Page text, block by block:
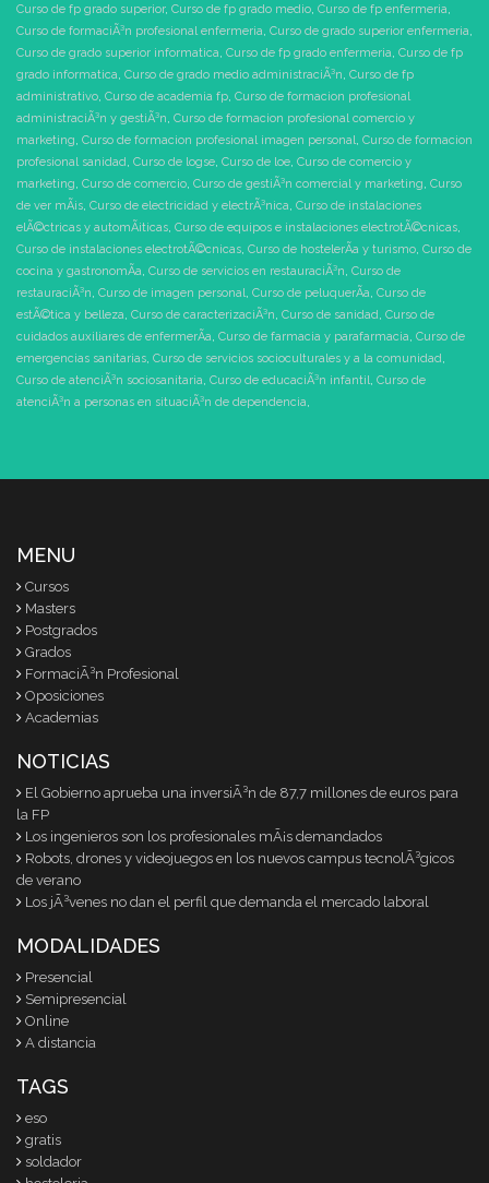
Curso de fp grado superior, Curso de fp grado medio, Curso de fp enfermeria,
Curso de formaciÃ³n profesional enfermeria, Curso de grado superior enfermeria,
Curso de grado superior informatica, Curso de fp grado enfermeria, Curso de fp
grado informatica, Curso de grado medio administraciÃ³n, Curso de fp
administrativo, Curso de academia fp, Curso de formacion profesional
administraciÃ³n y gestiÃ³n, Curso de formacion profesional comercio y
marketing, Curso de formacion profesional imagen personal, Curso de formacion
profesional sanidad, Curso de logse, Curso de loe, Curso de comercio y
marketing, Curso de comercio, Curso de gestiÃ³n comercial y marketing, Curso
de ver mÃ¡s, Curso de electricidad y electrÃ³nica, Curso de instalaciones
elÃ©ctricas y automÃ¡ticas, Curso de equipos e instalaciones electrotÃ©cnicas,
Curso de instalaciones electrotÃ©cnicas, Curso de hostelerÃ­a y turismo, Curso de
cocina y gastronomÃ­a, Curso de servicios en restauraciÃ³n, Curso de
restauraciÃ³n, Curso de imagen personal, Curso de peluquerÃ­a, Curso de
estÃ©tica y belleza, Curso de caracterizaciÃ³n, Curso de sanidad, Curso de
cuidados auxiliares de enfermerÃ­a, Curso de farmacia y parafarmacia, Curso de
emergencias sanitarias, Curso de servicios socioculturales y a la comunidad,
Curso de atenciÃ³n sociosanitaria, Curso de educaciÃ³n infantil, Curso de
atenciÃ³n a personas en situaciÃ³n de dependencia,
MENU
Cursos
Masters
Postgrados
Grados
FormaciÃ³n Profesional
Oposiciones
Academias
NOTICIAS
El Gobierno aprueba una inversiÃ³n de 87,7 millones de euros para
la FP
Los ingenieros son los profesionales mÃ¡s demandados
Robots, drones y videojuegos en los nuevos campus tecnolÃ³gicos
de verano
Los jÃ³venes no dan el perfil que demanda el mercado laboral
MODALIDADES
Presencial
Semipresencial
Online
A distancia
TAGS
eso
gratis
soldador